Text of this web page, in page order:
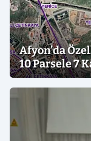
Afyon’da
10 Parsele 7